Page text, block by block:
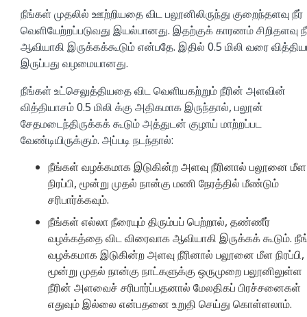
நீங்கள் முதலில் ஊற்றியதை விட பலூனிலிருந்து குறைந்தளவு நீர்
வெளியேற்றப்படுவது இயல்பானது. இதற்குக் காரணம் சிறிதளவு
ஆவியாகி இருக்கக்கூடும் என்பதே. இதில் 0.5 மிலி வரை
இருப்பது வழமையானது.
நீங்கள் உட்செலுத்தியதை விட வெளியகற்றும் நீரின் அளவின்
வித்தியாசம் 0.5 மிலி க்கு அதிகமாக இருந்தால், பலூன்
சேதமடைந்திருக்கக் கூடும் அத்துடன் குழாய் மாற்றப்பட
வேண்டியிருக்கும். அப்படி நடந்தால்:
நீங்கள் வழக்கமாக இடுகின்ற அளவு நீரினால் பலூனை
நிரப்பி, மூன்று முதல் நான்கு மணி நேரத்தில் மீண்டும்
சரிபார்க்கவும்.
நீங்கள் எல்லா நீரையும் திரும்பப் பெற்றால், தண்ணீர்
வழக்கத்தை விட விரைவாக ஆவியாகி இருக்கக் கூடும்.
வழக்கமாக இடுகின்ற அளவு நீரினால் பலூனை மீள நிரப்பி,
மூன்று முதல் நான்கு நாட்களுக்கு ஒருமுறை பலூனிலுள்ள
நீரின் அளவைச் சரிபார்ப்பதனால் மேலதிகப் பிரச்சனைகள்
எதுவும் இல்லை என்பதனை உறுதி செய்து கொள்ளலாம்.